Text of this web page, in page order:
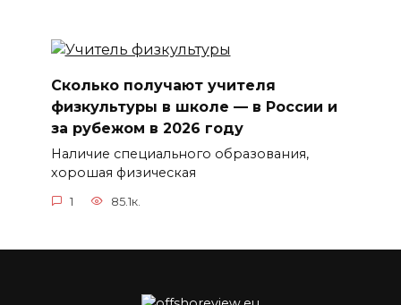
Сколько получают учителя
физкультуры в школе — в России и
за рубежом в 2026 году
Наличие специального образования,
хорошая физическая
1 85.1к.